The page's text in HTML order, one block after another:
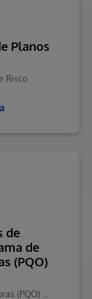
Planos
Risco
de
de
(PQO)